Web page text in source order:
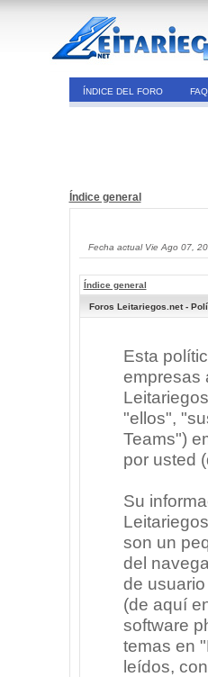
ÍNDICE DEL FORO FAQ
Índice general
Fecha actual Vie Ago 07,
Índice general
Foros Leitariegos.net -
Esta
empresas
"ellos",
Teams")
por usted
Su
son un
del
de
(de aquí
software
temas en
leídos,